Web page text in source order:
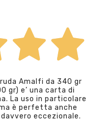
Amalfi da 340 gr
gr) e’ una carta di
La uso in particolare
è perfetta anche
eccezionale.